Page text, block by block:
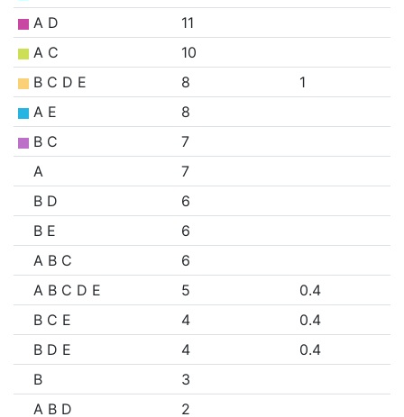
A D
11
A C
10
B C D E
8
1
A E
8
B C
7
A
7
B D
6
B E
6
A B C
6
A B C D E
5
0.4
B C E
4
0.4
B D E
4
0.4
B
3
A B D
2